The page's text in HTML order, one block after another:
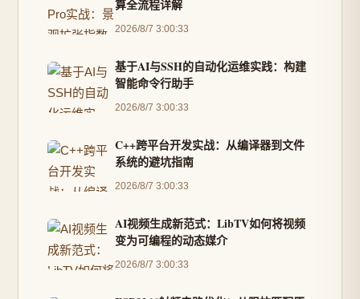
算全流程详解
2026/8/7 3:00:33
基于AI与SSH的自动化运维实践：构建
智能命令行助手
2026/8/7 3:00:33
C++跨平台开发实战：从编译器到文件
系统的避坑指南
2026/8/7 3:00:33
AI视频生成新范式：LibTV如何将视频
变为可编程的动态媒介
2026/8/7 3:00:33